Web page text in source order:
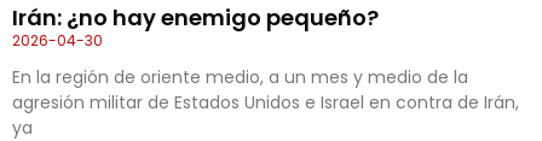
Irán: ¿no hay enemigo pequeño?
2026-04-30
En la región de oriente medio, a un mes y medio de la
agresión militar de Estados Unidos e Israel en contra de Irán,
ya